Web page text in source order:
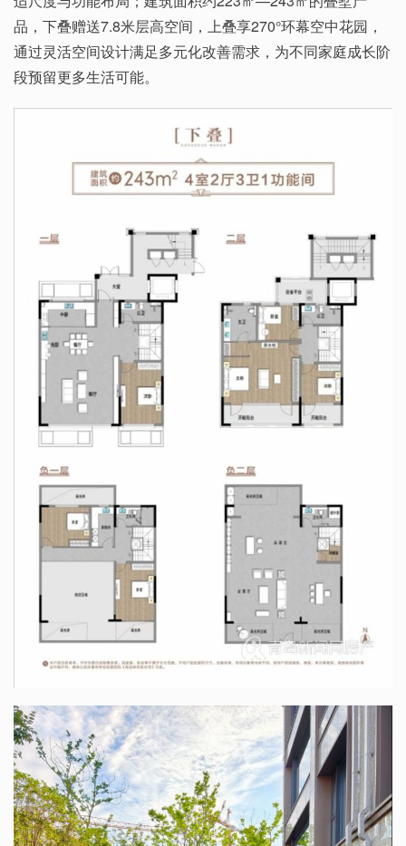
品，下叠赠送7.8米层高空间，上叠享270°环幕空中花园，
通过灵活空间设计满足多元化改善需求，为不同家庭成长阶
段预留更多生活可能。